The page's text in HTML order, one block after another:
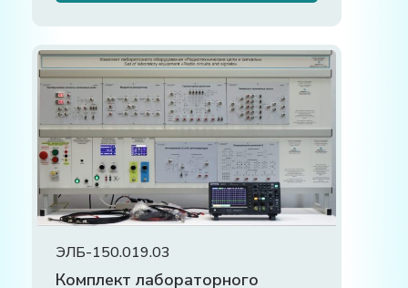
ЭЛБ-150.019.03
Комплект лабораторного